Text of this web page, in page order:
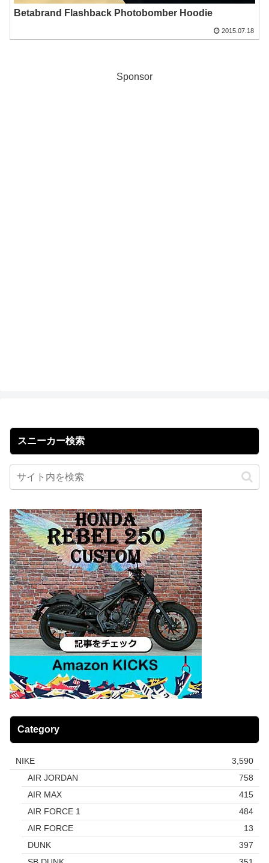
Betabrand Flashback Photobomber Hoodie
2015.07.18
Sponsor
スニーカー検索
Category
NIKE
3,590
AIR JORDAN
758
AIR MAX
415
AIR FORCE 1
484
AIR FORCE
13
DUNK
397